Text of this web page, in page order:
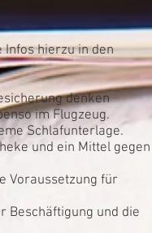
Infos hierzu in den
denken
im Flugzeug.
Schlafunterlage.
und ein Mittel gegen
Voraussetzung für
Beschäftigung und die